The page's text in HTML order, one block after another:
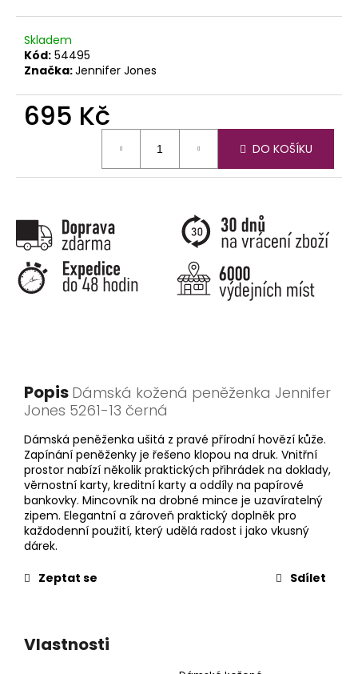
Skladem
Kód: 54495
Značka:Jennifer Jones
695 Kč
DO KOŠÍKU
Popis Dámská kožená peněženka Jennifer
Jones 5261-13 černá
Dámská peněženka ušitá z pravé přírodní hovězí kůže.
Zapínání peněženky je řešeno klopou na druk. Vnitřní
prostor nabízí několik praktických přihrádek na doklady,
věrnostní karty, kreditní karty a oddíly na papírové
bankovky. Mincovník na drobné mince je uzavíratelný
zipem. Elegantní a zároveň praktický doplněk pro
každodenní použití, který udělá radost i jako vkusný
dárek.
Zeptat se
Sdílet
Vlastnosti
e
m
e